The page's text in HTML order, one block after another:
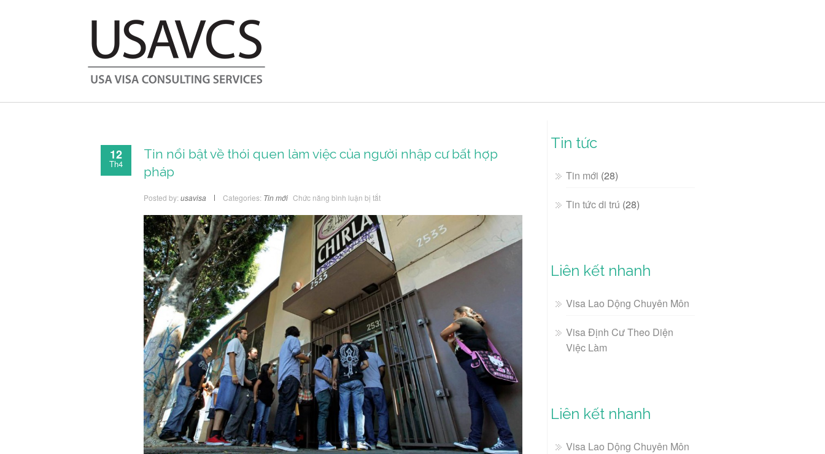
12
Th4
Tin nổi bật về thói quen làm việc của người nhập cư bất hợp
pháp
Posted by: usavisa Categories: Tin mới Chức năng bình luận bị tắtở
Tin
bật
về
thói
quen
làm
việc
của
người
nhập
cư
bất
hợp
pháp
Tin tức
Tin mới (28)
Tin tức di trú (28)
Liên kết nhanh
Visa Lao Dộng Chuyên Môn
Visa Định Cư Theo Diện
Việc Làm
Liên kết nhanh
Visa Lao Dộng Chuyên Môn